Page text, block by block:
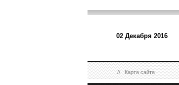
02 Декабря 2016
//Карта сайта